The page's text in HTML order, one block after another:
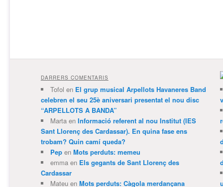
DARRERS COMENTARIS
Tofol en El grup musical Arpellots Havaneres Band
celebren el seu 25è aniversari presentat el nou disc
“ARPELLOTS A BANDA”
Martaen Informació referent al nou Institut (IES
Sant Llorenç des Cardassar). En quina fase ens
trobam? Quin camí queda?
Pepen Mots perduts: memeu
emmaen Els gegants de Sant Llorenç des
Cardassar
Mateuen Mots perduts: Càgola merdançana